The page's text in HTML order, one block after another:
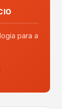
para a